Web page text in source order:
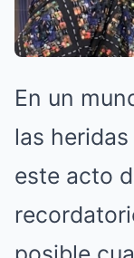
En un
las
este acto